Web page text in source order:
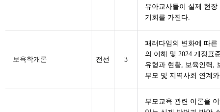
유아교사들이 실제 현
기회를 가진다.
보육학개론 전선 3
패러다임의 변화에 따
의 이해 및 2024 개정표
유형과 현황, 보육인력,
부모 및 지역사회 연계
부모교육 관련 이론을